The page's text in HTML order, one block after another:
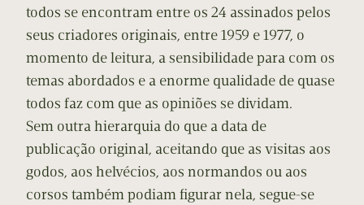
todos se encontram entre os 24 assinados pelos
seus criadores originais, entre 1959 e 1977, o
momento de leitura, a sensibilidade para com os
temas abordados e a enorme qualidade de quase
todos faz com que as opiniões se dividam.
Sem outra hierarquia do que a data de
publicação original, aceitando que as visitas aos
godos, aos helvécios, aos normandos ou aos
corsos também podiam figurar nela, segue-se